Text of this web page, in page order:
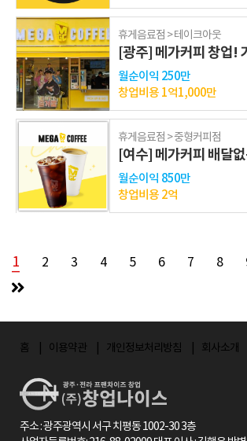
휴게음료점 > 테이크아웃
월순이익 250만
창업비용 1억1,000만
휴게음료점 > 중형커피점
[여수] 메가커피 배달
월순이익 850만
창업비용 2억
1 2 3 4 5 6 7 8
홈 이용약관 개인정보처리방침 회사소개
주소 : 광주광역시 서구 치평동 1002-30 3층